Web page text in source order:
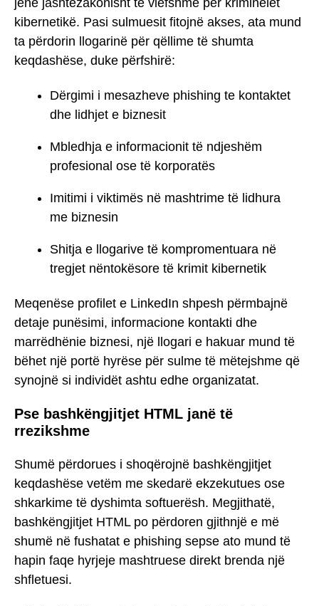
jenë jashtëzakonisht të vlefshme për kriminelët
kibernetikë. Pasi sulmuesit fitojnë akses, ata mund
ta përdorin llogarinë për qëllime të shumta
keqdashëse, duke përfshirë:
Dërgimi i mesazheve phishing te kontaktet
dhe lidhjet e biznesit
Mbledhja e informacionit të ndjeshëm
profesional ose të korporatës
Imitimi i viktimës në mashtrime të lidhura
me biznesin
Shitja e llogarive të kompromentuara në
tregjet nëntokësore të krimit kibernetik
Meqenëse profilet e LinkedIn shpesh përmbajnë
detaje punësimi, informacione kontakti dhe
marrëdhënie biznesi, një llogari e hakuar mund të
bëhet një portë hyrëse për sulme të mëtejshme që
synojnë si individët ashtu edhe organizatat.
Pse bashkëngjitjet HTML janë të
rrezikshme
Shumë përdorues i shoqërojnë bashkëngjitjet
keqdashëse vetëm me skedarë ekzekutues ose
shkarkime të dyshimta softuerësh. Megjithatë,
bashkëngjitjet HTML po përdoren gjithnjë e më
shumë në fushatat e phishing sepse ato mund të
hapin faqe hyrjeje mashtruese direkt brenda një
shfletuesi.